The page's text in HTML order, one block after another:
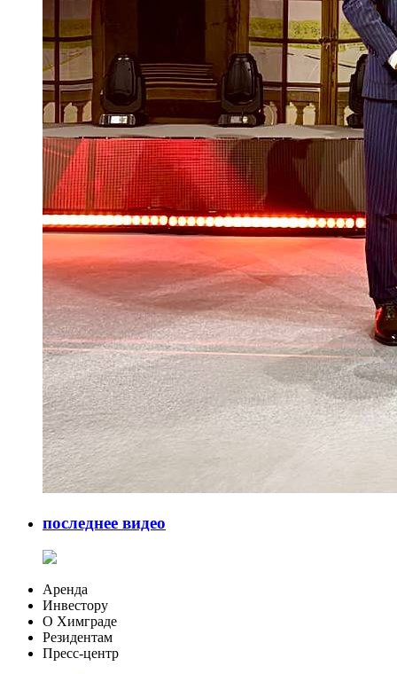
последнее видео
Аренда
Инвестору
О Химграде
Резидентам
Пресс-центр